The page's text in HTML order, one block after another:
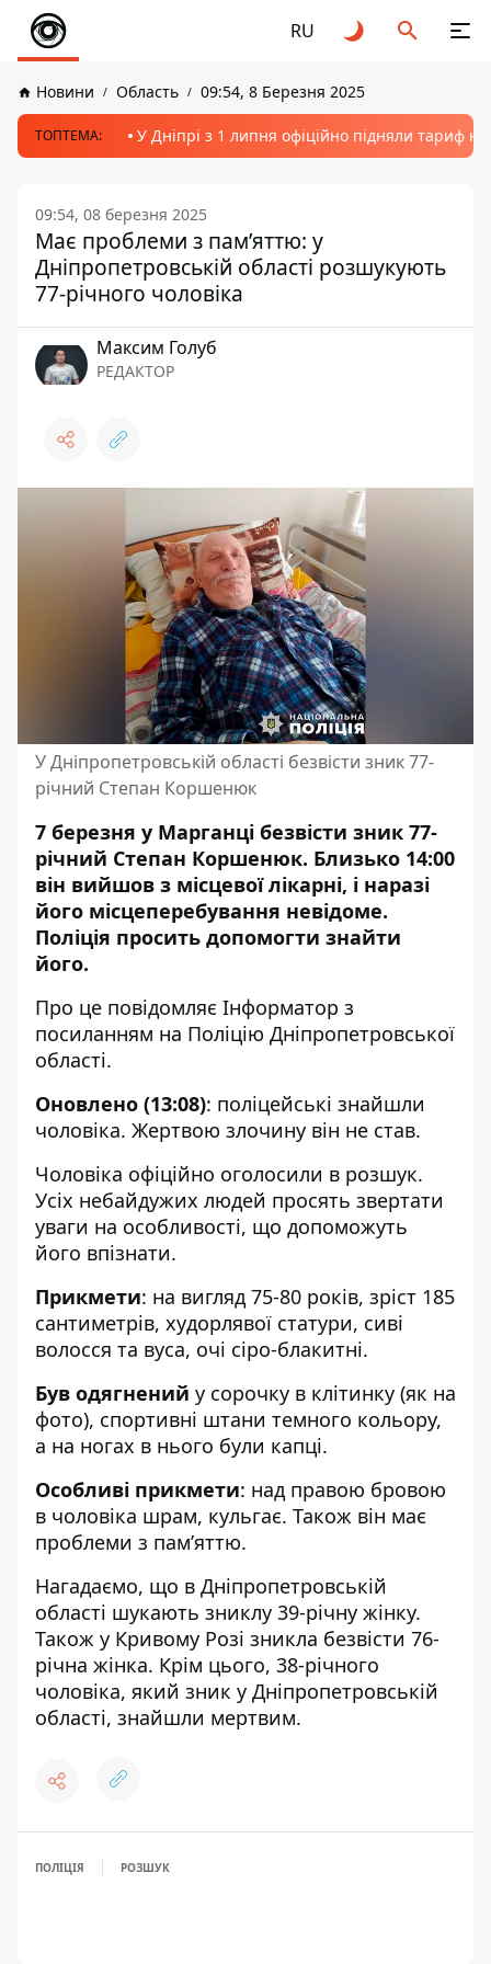
RU
Новини Область 09:54, 8 Березня 2025
ТОПТЕМА: У Дніпрі з 1 липня офіційно підняли тариф
09:54, 08 березня 2025
Має проблеми з пам’яттю: у
Дніпропетровській області розшукують
77-річного чоловіка
Максим Голуб
РЕДАКТОР
У Дніпропетровській області безвісти зник 77-
річний Степан Коршенюк
7 березня у Марганці безвісти зник 77-
річний Степан Коршенюк. Близько 14:00
він вийшов з місцевої лікарні, і наразі
його місцеперебування невідоме.
Поліція просить допомогти знайти
його.
Про це повідомляє Інформатор з
посиланням на Поліцію Дніпропетровської
області.
Оновлено (13:08): поліцейські знайшли
чоловіка. Жертвою злочину він не став.
Чоловіка офіційно оголосили в розшук.
Усіх небайдужих людей просять звертати
уваги на особливості, що допоможуть
його впізнати.
Прикмети: на вигляд 75-80 років, зріст 185
сантиметрів, худорлявої статури, сиві
волосся та вуса, очі сіро-блакитні.
Був одягнений у сорочку в клітинку (як на
фото), спортивні штани темного кольору,
а на ногах в нього були капці.
Особливі прикмети: над правою бровою
в чоловіка шрам, кульгає. Також він має
проблеми з пам’яттю.
Нагадаємо, що в Дніпропетровській
області шукають зниклу 39-річну жінку.
Також у Кривому Розі зникла безвісти 76-
річна жінка. Крім цього, 38-річного
чоловіка, який зник у Дніпропетровській
області, знайшли мертвим.
ПОЛІЦІЯ РОЗШУК